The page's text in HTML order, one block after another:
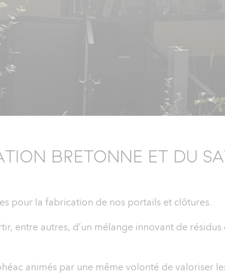
BRETONNE ET DU
pour la fabrication de nos portails et clôtures.
entre autres, d’un mélange innovant de résidus
animés par une même volonté de valoriser